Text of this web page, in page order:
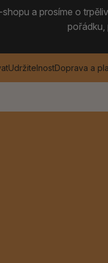
a prosíme o
pořádku,
UdržitelnostDoprava a